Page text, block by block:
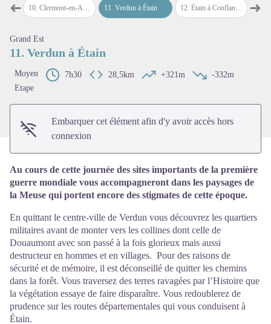
➜Étape précédente
10. Clermont-en-Argonne à Verdun 11.Verdun à Étain 12. Étain à Conflans-en-Jarnisy 13
➜
Grand Est
11. Verdun à Étain
Moyen 7h30 28,5km +321m
-332m
Etape
Embarquer cet élément afin d'y avoir accès hors
connexion
Au cours de cette journée des sites importants de la première
guerre mondiale vous accompagneront dans les paysages de
la Meuse qui portent encore des stigmates de cette époque.
En quittant le centre-ville de Verdun vous découvrez les quartiers
militaires avant de monter vers les collines dont celle de
Douaumont avec son passé à la fois glorieux mais aussi
destructeur en hommes et en villages. Pour des raisons de
sécurité et de mémoire, il est déconseillé de quitter les chemins
dans la forêt. Vous traversez des terres ravagées par l’Histoire que
la végétation essaye de faire disparaître. Vous redoublerez de
prudence sur les routes départementales qui vous conduisent à
Étain.